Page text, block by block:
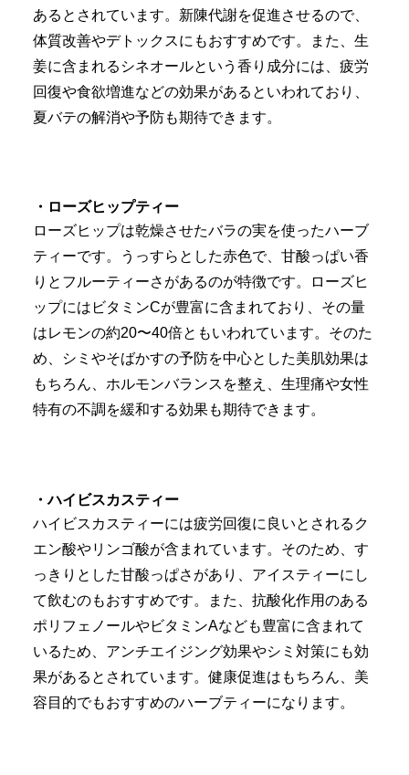
あるとされています。新陳代謝を促進させるので、
体質改善やデトックスにもおすすめです。また、生
姜に含まれるシネオールという香り成分には、疲労
回復や食欲増進などの効果があるといわれており、
夏バテの解消や予防も期待できます。
・ローズヒップティー
ローズヒップは乾燥させたバラの実を使ったハーブ
ティーです。うっすらとした赤色で、甘酸っぱい香
りとフルーティーさがあるのが特徴です。ローズヒ
ップにはビタミンCが豊富に含まれており、その量
はレモンの約20〜40倍ともいわれています。そのた
め、シミやそばかすの予防を中心とした美肌効果は
もちろん、ホルモンバランスを整え、生理痛や女性
特有の不調を緩和する効果も期待できます。
・ハイビスカスティー
ハイビスカスティーには疲労回復に良いとされるク
エン酸やリンゴ酸が含まれています。そのため、す
っきりとした甘酸っぱさがあり、アイスティーにし
て飲むのもおすすめです。また、抗酸化作用のある
ポリフェノールやビタミンAなども豊富に含まれて
いるため、アンチエイジング効果やシミ対策にも効
果があるとされています。健康促進はもちろん、美
容目的でもおすすめのハーブティーになります。